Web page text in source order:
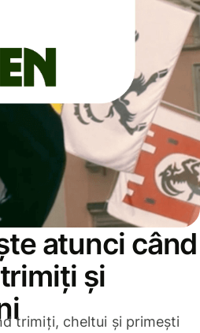
atunci când
și
trimiți, cheltui și primești